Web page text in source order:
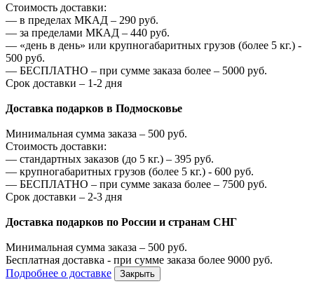
Стоимость доставки:
— в пределах МКАД – 290 руб.
— за пределами МКАД – 440 руб.
— «день в день» или крупногабаритных грузов (более 5 кг.) -
500 руб.
— БЕСПЛАТНО – при сумме заказа более – 5000 руб.
Срок доставки – 1-2 дня
Доставка подарков в Подмосковье
Минимальная сумма заказа – 500 руб.
Стоимость доставки:
— стандартных заказов (до 5 кг.) – 395 руб.
— крупногабаритных грузов (более 5 кг.) - 600 руб.
— БЕСПЛАТНО – при сумме заказа более – 7500 руб.
Срок доставки – 2-3 дня
Доставка подарков по России и странам СНГ
Минимальная сумма заказа – 500 руб.
Бесплатная доставка - при сумме заказа более 9000 руб.
Подробнее о доставке
Закрыть